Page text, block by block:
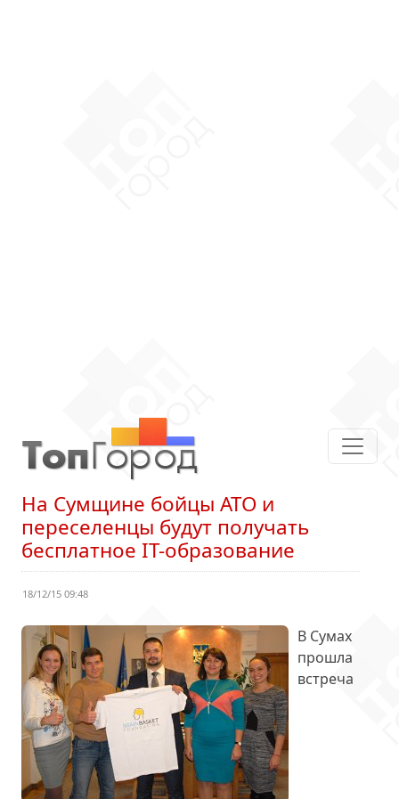
На Сумщине бойцы АТО и
переселенцы будут получать
бесплатное ІТ-образование
18/12/15 09:48
В Сумах
прошла
встреча